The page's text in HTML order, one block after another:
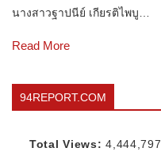
นางสาวฐาปนีย์ เกียรติไพบู…
Read More
94REPORT.COM
Total Views:4,444,797